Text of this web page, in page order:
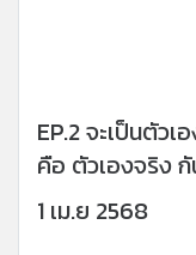
EP.2 จะเป็นตัวเ
คือ ตัวเองจริง
1 เม.ย 2568